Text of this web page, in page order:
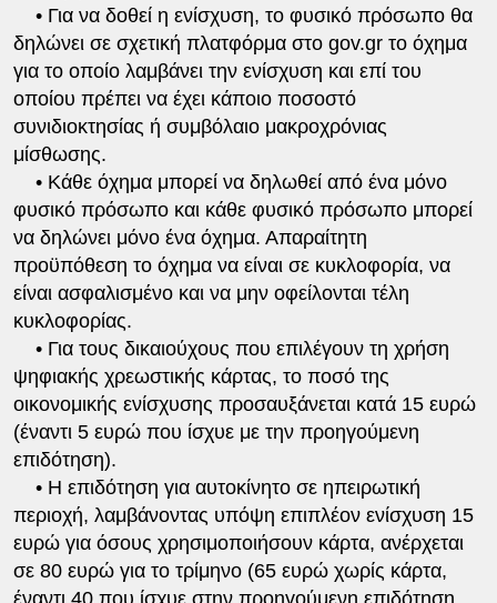
• Για να δοθεί η ενίσχυση, το φυσικό πρόσωπο θα
δηλώνει σε σχετική πλατφόρμα στο gov.gr το όχημα
για το οποίο λαμβάνει την ενίσχυση και επί του
οποίου πρέπει να έχει κάποιο ποσοστό
συνιδιοκτησίας ή συμβόλαιο μακροχρόνιας
μίσθωσης.
• Κάθε όχημα μπορεί να δηλωθεί από ένα μόνο
φυσικό πρόσωπο και κάθε φυσικό πρόσωπο μπορεί
να δηλώνει μόνο ένα όχημα. Απαραίτητη
προϋπόθεση το όχημα να είναι σε κυκλοφορία, να
είναι ασφαλισμένο και να μην οφείλονται τέλη
κυκλοφορίας.
• Για τους δικαιούχους που επιλέγουν τη χρήση
ψηφιακής χρεωστικής κάρτας, το ποσό της
οικονομικής ενίσχυσης προσαυξάνεται κατά 15 ευρώ
(έναντι 5 ευρώ που ίσχυε με την προηγούμενη
επιδότηση).
• Η επιδότηση για αυτοκίνητο σε ηπειρωτική
περιοχή, λαμβάνοντας υπόψη επιπλέον ενίσχυση 15
ευρώ για όσους χρησιμοποιήσουν κάρτα, ανέρχεται
σε 80 ευρώ για το τρίμηνο (65 ευρώ χωρίς κάρτα,
έναντι 40 που ίσχυε στην προηγούμενη επιδότηση